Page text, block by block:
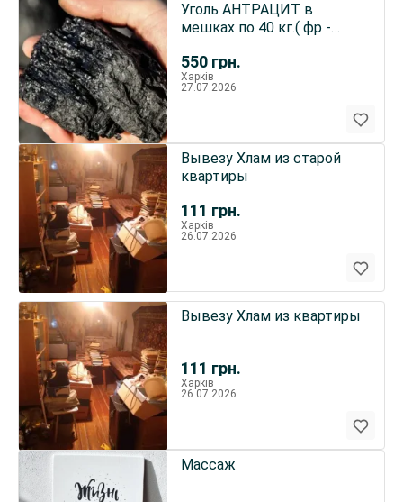
550 грн.
Уголь АНТРАЦИТ в
мешках по 40 кг.( фр -
Харків
27.07.2026
111 грн.
Вывезу Хлам из старой
квартиры
Харків
26.07.2026
111 грн.
Вывезу Хлам из квартиры
Харків
26.07.2026
Массаж